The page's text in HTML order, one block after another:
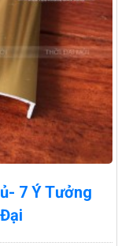
7 Ý Tưởng